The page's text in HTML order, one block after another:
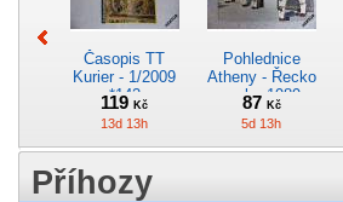
Časopis TT
Kurier - 1/2009
*142
119Kč
13d 13h
Pohlednice
Atheny - Řecko
z roku 1989.
Nová nepoužitá
*5019
87 Kč
5d 13h
Příhozy